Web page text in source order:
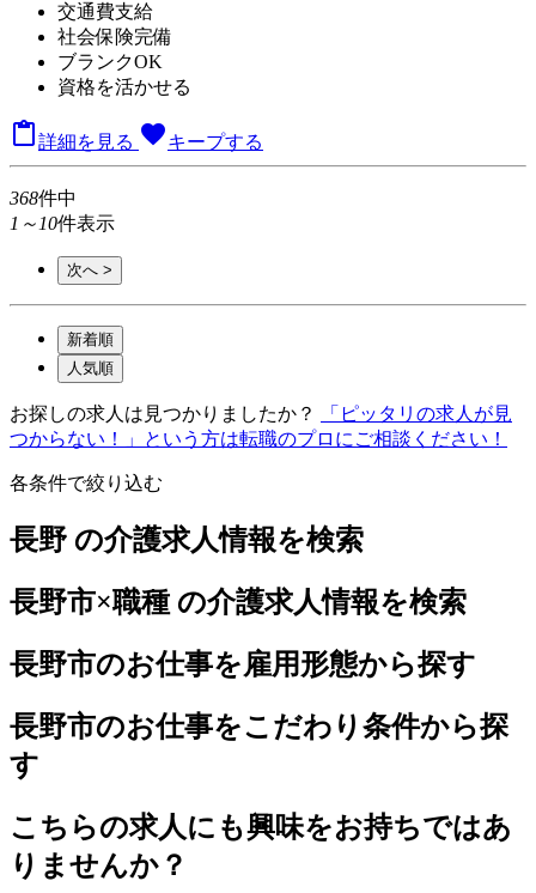
交通費支給
社会保険完備
ブランクOK
資格を活かせる
詳細を見る favoriteキープする
368件中
1～10件表示
次へ >
新着順
人気順
お探しの求人は見つかりましたか？
「ピッタリの求人が見
つからない！」という方は転職のプロにご相談ください！
各条件で絞り込む
長野 の介護求人情報を検索
長野市×職種 の介護求人情報を検索
長野市のお仕事を雇用形態から探す
長野市のお仕事をこだわり条件から探
す
こちらの求人にも興味をお持ちではあ
りませんか？